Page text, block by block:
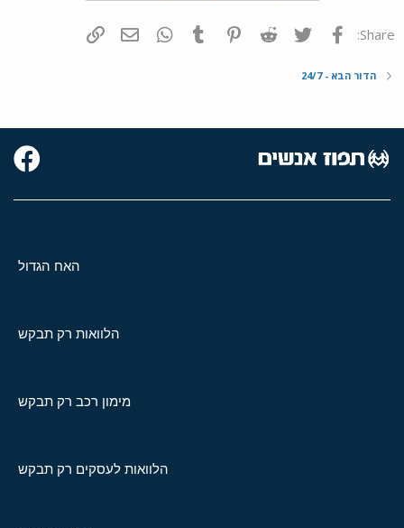
Share: פייסבוק Twitter
Reddit
Pinterest
Tumblr
WhatsAppדואר אלקטרוני
הדור הבא - 24/7
האח הגדול
הלוואות רק תבקש
מימון רכב רק תבקש
הלוואות לעסקים רק תבקש